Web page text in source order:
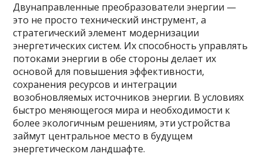
Двунаправленные преобразователи энергии —
это не просто технический инструмент, а
стратегический элемент модернизации
энергетических систем. Их способность управлять
потоками энергии в обе стороны делает их
основой для повышения эффективности,
сохранения ресурсов и интеграции
возобновляемых источников энергии. В условиях
быстро меняющегося мира и необходимости к
более экологичным решениям, эти устройства
займут центральное место в будущем
энергетическом ландшафте.